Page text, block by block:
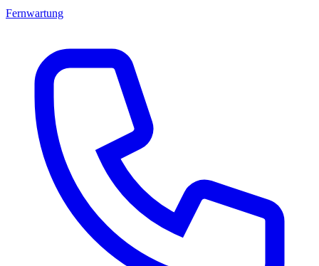
Fernwartung